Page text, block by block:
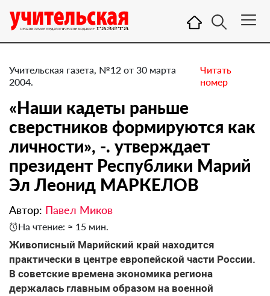
Учительская газета, №12 от 30 марта
2004.
Читать
номер
«Наши кадеты раньше
сверстников формируются как
личности», -. утверждает
президент Республики Марий
Эл Леонид МАРКЕЛОВ
Автор: Павел Миков
На чтение: ≈ 15 мин.
Живописный Марийский край находится
практически в центре европейской части России.
В советские времена экономика региона
держалась главным образом на военной